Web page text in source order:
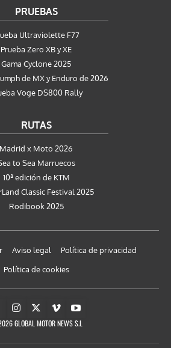
PRUEBAS
Ultraviolette F77
Prueba Zero XB y XE
Gama Cyclone 2025
de MX y Enduro de 2026
Voge DS800 Rally
RUTAS
Madrid x Moto 2026
to Sea Marruecos
10ª edición de KTM
Classic Festival 2025
Rodibook 2025
Aviso legal
Política de privacidad
Política de cookies
GLOBAL MOTOR NEWS S.L